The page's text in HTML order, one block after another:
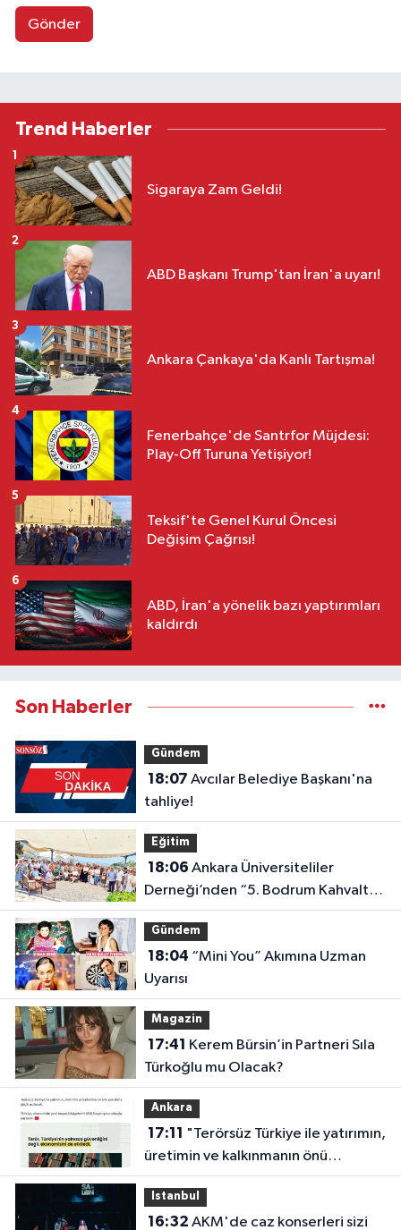
Gönder
Trend Haberler
Sigaraya Zam Geldi!
1
ABD Başkanı Trump'tan İran'a uyarı!
2
Ankara Çankaya'da Kanlı Tartışma!
3
Fenerbahçe'de Santrfor Müjdesi:
Play-Off Turuna Yetişiyor!
4
Teksif'te Genel Kurul Öncesi
Değişim Çağrısı!
5
ABD, İran'a yönelik bazı yaptırımları
kaldırdı
6
Son Haberler
Gündem
18:07
tahliye!
Eğitim
18:06
Derneği’nden “5. Bodrum Kahvaltılı
Buluşması”
Gündem
18:04
Uyarısı
Magazin
17:41
Türkoğlu mu Olacak?
Ankara
17:11
üretimin ve kalkınmanın önü
açılacak"
Istanbul
16:32